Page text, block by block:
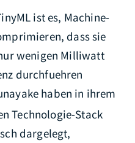
ist es, Machine-
dass sie
wenigen Milliwatt
durchfuehren
haben in ihrem
Technologie-Stack
dargelegt,